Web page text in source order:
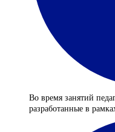
Во время занятий
разработанные в